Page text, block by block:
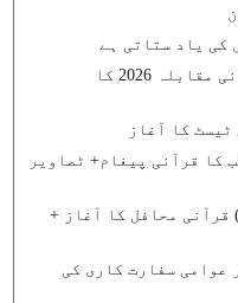
کی یاد ستاتی ہے
سلطان قابوس بین الاقوامی قرآنی مقابلہ 2026 کا
کا آغاز
کا قرآنی پیغام+ ٹصاویر
قرآنی محافل کا آغاز +
عوامی سفارت کاری کی